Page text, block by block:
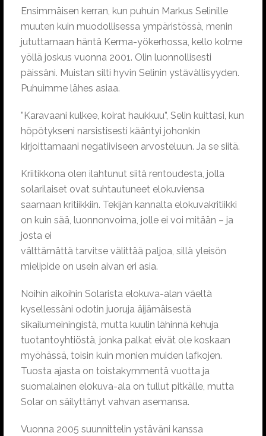
Ensimmäisen kerran, kun puhuin Markus Selinille
muuten kuin muodollisessa ympäristössä, menin
jututtamaan häntä Kerma-yökerhossa, kello kolme
yöllä joskus vuonna 2001. Olin luonnollisesti
päissäni. Muistan silti hyvin Selinin ystävällisyyden.
Puhuimme lähes asiaa.
”Karavaani kulkee, koirat haukkuu”, Selin kuittasi, kun
höpötykseni narsistisesti kääntyi johonkin
kirjoittamaani negatiiviseen arvosteluun. Ja se siitä.
Kriitikkona olen ilahtunut siitä rentoudesta, jolla
solarilaiset ovat suhtautuneet elokuviensa
saamaan kritiikkiin. Tekijän kannalta elokuvakritiikki
on kuin sää, luonnonvoima, jolle ei voi mitään – ja
josta ei
välttämättä tarvitse välittää paljoa, sillä yleisön
mielipide on usein aivan eri asia.
Noihin aikoihin Solarista elokuva-alan väeltä
kysellessäni odotin juoruja äijämäisestä
sikailumeiningistä, mutta kuulin lähinnä kehuja
tuotantoyhtiöstä, jonka palkat eivät ole koskaan
myöhässä, toisin kuin monien muiden lafkojen.
Tuosta ajasta on toistakymmentä vuotta ja
suomalainen elokuva-ala on tullut pitkälle, mutta
Solar on säilyttänyt vahvan asemansa.
Vuonna 2005 suunnittelin ystäväni kanssa